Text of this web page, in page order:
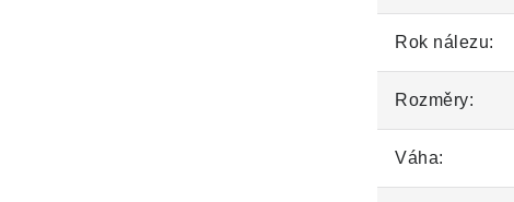
Rok nálezu:
Rozměry:
Váha: